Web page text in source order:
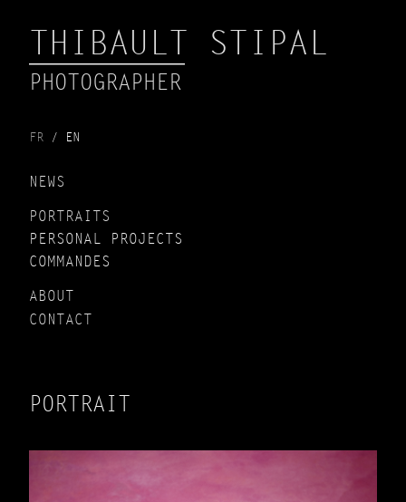
THIBAULT STIPAL
PHOTOGRAPHER
FR EN
NEWS
PORTRAITS
PERSONAL PROJECTS
COMMANDES
ABOUT
CONTACT
PORTRAIT